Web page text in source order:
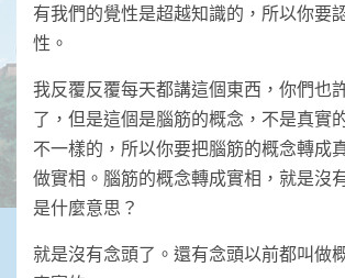
有我們的覺性是超越知識的，所以你要
性。
我反覆反覆每天都講這個東西，你們也
了，但是這個是腦筋的概念，不是真實
不一樣的，所以你要把腦筋的概念轉
做實相。腦筋的概念轉成實相，就是沒
是什麼意思？
就是沒有念頭了。還有念頭以前都叫做